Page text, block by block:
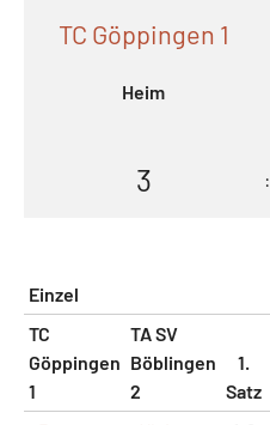
TC Göppingen 1
Heim
3 :
Einzel
TC
Göppingen
1
TA SV
Böblingen
2
1.
Satz